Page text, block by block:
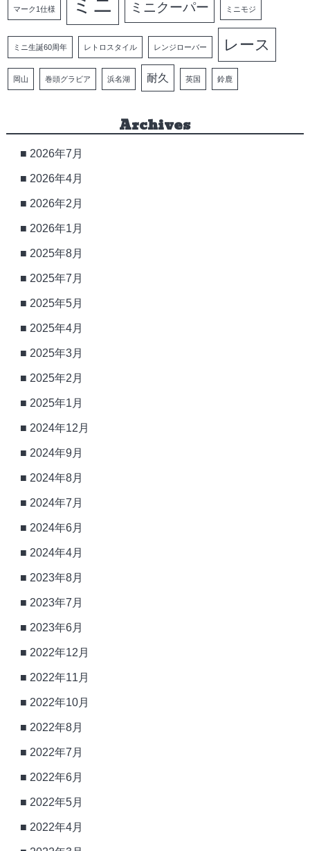
マーク1仕様 ミニクーパー ミニモジ
ミニ生誕60周年 レトロスタイル レンジローバー レース
岡山 巻頭グラビア 浜名湖 耐久 英国 鈴鹿
Archives
2026年7月
2026年4月
2026年2月
2026年1月
2025年8月
2025年7月
2025年5月
2025年4月
2025年3月
2025年2月
2025年1月
2024年12月
2024年9月
2024年8月
2024年7月
2024年6月
2024年4月
2023年8月
2023年7月
2023年6月
2022年12月
2022年11月
2022年10月
2022年8月
2022年7月
2022年6月
2022年5月
2022年4月